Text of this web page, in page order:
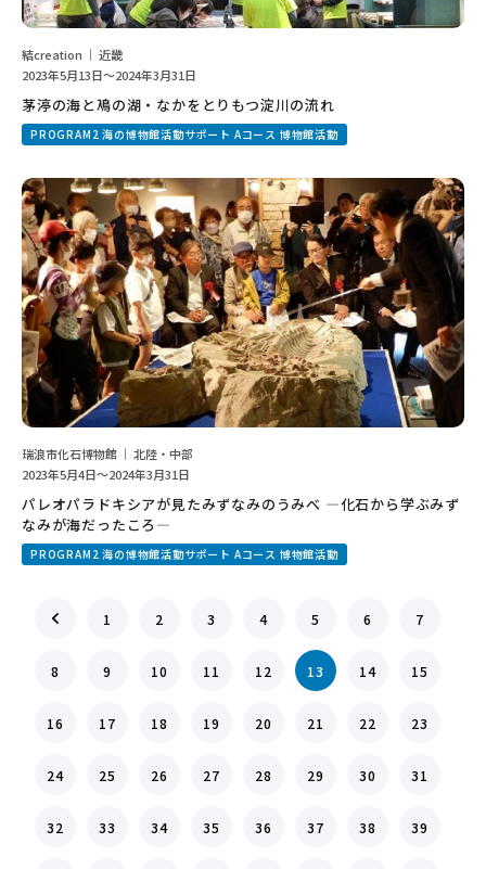
結creation ｜ 近畿
2023年5月13日～2024年3月31日
茅渟の海と鳰の湖・なかをとりもつ淀川の流れ
PROGRAM2 海の博物館活動サポート Aコース 博物館活動
瑞浪市化石博物館 ｜ 北陸・中部
2023年5月4日～2024年3月31日
パレオパラドキシアが見たみずなみのうみべ ―化石から学ぶみず
なみが海だったころ―
PROGRAM2 海の博物館活動サポート Aコース 博物館活動
1 2 3 4 5 6 7
8 9 10 11 12 13 14 15
16 17 18 19 20 21 22 23
24 25 26 27 28 29 30 31
32 33 34 35 36 37 38 39